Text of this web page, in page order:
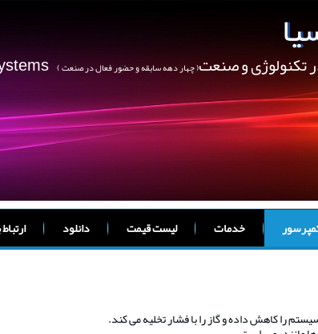
تکنولوژی و صنعت( چهار دهه سابقه و حضور فعال در صنعت )
خدمات لیست قیمت دانلود